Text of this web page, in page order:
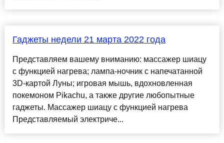
Гаджеты недели 21 марта 2022 года
Представляем вашему вниманию: массажер шиацу
с функцией нагрева; лампа-ночник с напечатанной
3D-картой Луны; игровая мышь, вдохновленная
покемоном Pikachu, а также другие любопытные
гаджеты. Массажер шиацу с функцией нагрева
Представляемый электриче...